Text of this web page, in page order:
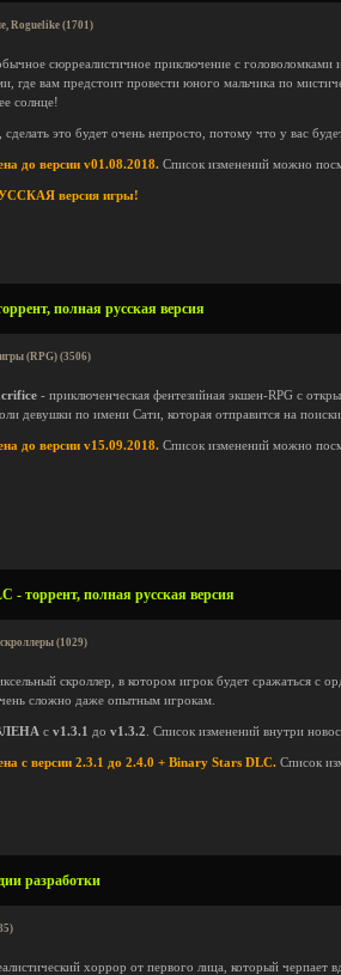
Roguelike (1701)
сюрреалистичное приключение с
где вам предстоит провести юного мальчика по
солнце!
это будет очень непросто, потому что у вас
до версии v01.08.2018. Список изменений можно
версия игры!
полная русская версия
(RPG) (3506)
- приключенческая фентезийная экшен-RPG с
девушки по имени Сати, которая отправится на
до версии v15.09.2018. Список изменений можно
- торрент, полная русская версия
(1029)
скроллер, в котором игрок будет сражаться с
сложно даже опытным игрокам.
с v1.3.1 до v1.3.2 . Список изменений внутри
с версии 2.3.1 до 2.4.0 + Binary Stars DLC. Список
разработки
хоррор от первого лица, который черпает